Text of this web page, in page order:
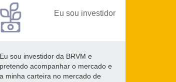
Eu sou investidor
Eu sou investidor da BRVM e
pretendo acompanhar o mercado e
a minha carteira no mercado de